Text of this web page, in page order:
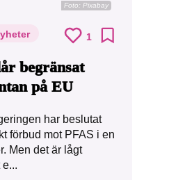
Foto: Pixabay
1
begränsat
på EU
har beslutat
förbud mot PFAS i en
Men det är lågt